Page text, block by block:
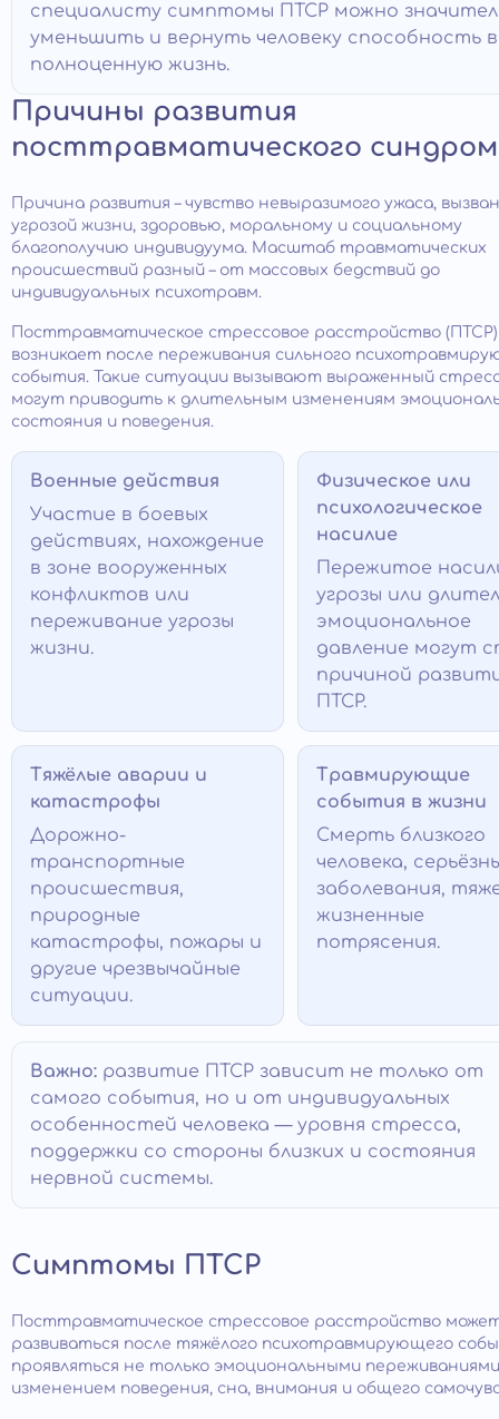
специалисту симптомы ПТСР можно
уменьшить и вернуть человеку способность
полноценную жизнь.
Причины развития
посттравматического
Причина развития – чувство невыразимого ужаса,
угрозой жизни, здоровью, моральному и социальному
благополучию индивидуума. Масштаб травматических
происшествий разный – от массовых бедствий до
индивидуальных психотравм.
Посттравматическое стрессовое расстройство (ПТСР)
возникает после переживания сильного
события. Такие ситуации вызывают выраженный
могут приводить к длительным изменениям
состояния и поведения.
Военные действия
Участие в боевых
действиях, нахождение
в зоне вооруженных
конфликтов или
переживание угрозы
жизни.
Физическое или
психологическое
насилие
Пережитое
угрозы или
эмоциональное
давление могут
причиной
ПТСР.
Тяжёлые аварии и
катастрофы
Дорожно-
транспортные
происшествия,
природные
катастрофы, пожары и
другие чрезвычайные
ситуации.
Травмирующие
события в жизни
Смерть близкого
человека,
заболевания,
жизненные
потрясения.
Важно: развитие ПТСР зависит не только от
самого события, но и от индивидуальных
особенностей человека — уровня стресса,
поддержки со стороны близких и состояния
нервной системы.
Симптомы ПТСР
Посттравматическое стрессовое расстройство
развиваться после тяжёлого психотравмирующего
проявляться не только эмоциональными
изменением поведения, сна, внимания и общего